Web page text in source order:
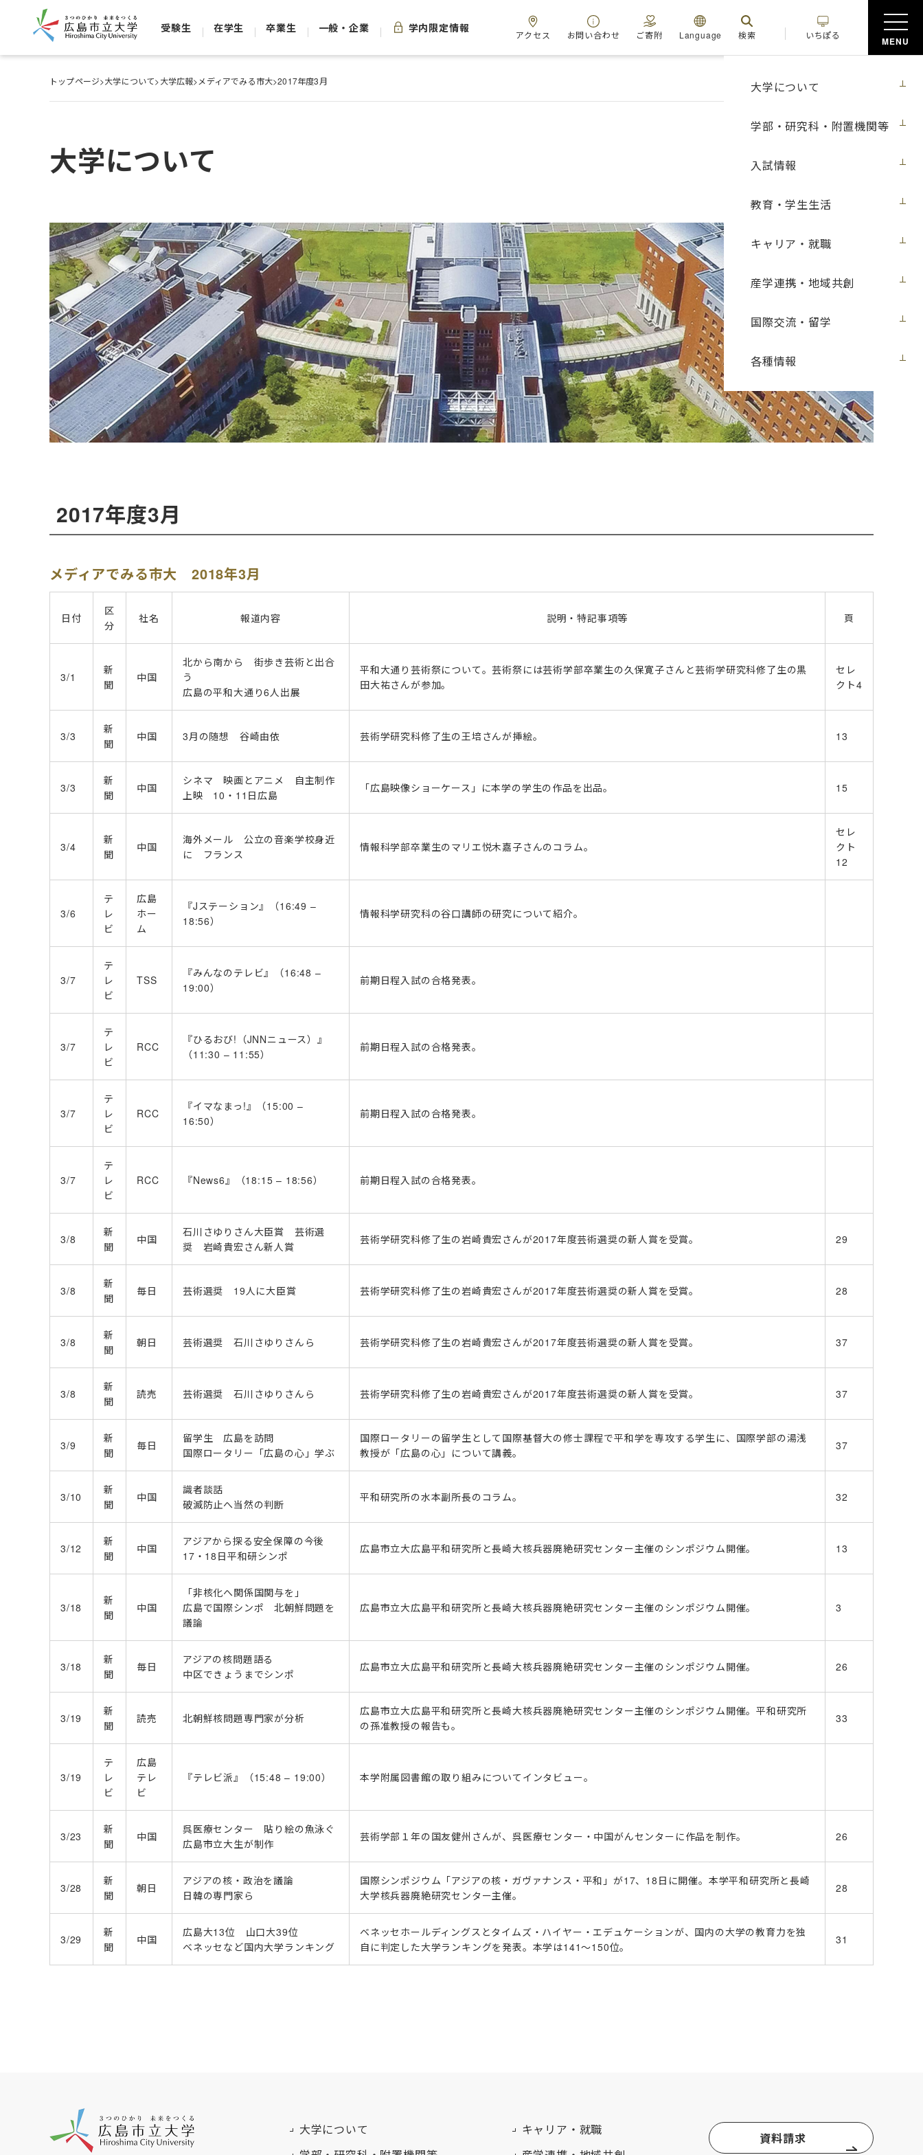
大学について
学部・研究科・附置機関等
入試情報
教育・学生生活
キャリア・就職
産学連携・地域共創
国際交流・留学
各種情報
受験生 在学生 卒業生 一般・企業 学内限定情報
アクセス お問い合わせ ご寄附 Language 検索 いちぽる
MENU
トップページ>大学について>大学広報> メディアでみる市大>2017年度3月
大学について
2017年度3月
メディアでみる市大 2018年3月
日付
区
分
社名 報道内容 説明・特記事項等 頁
3/1
新
聞
中国
北から南から 街歩き芸術と出合
う
広島の平和大通り6人出展
平和大通り芸術祭について。芸術祭には芸術学部卒業生の久保寛子さんと芸術学研究科修了生の黒
田大祐さんが参加。
セレ
クト4
3/3
新
聞
中国 3月の随想 谷崎由依 芸術学研究科修了生の王培さんが挿絵。 13
3/3
新
聞
中国
シネマ 映画とアニメ 自主制作
上映 10・11日広島
「広島映像ショーケース」に本学の学生の作品を出品。 15
3/4
新
聞
中国
海外メール 公立の音楽学校身近
に フランス
情報科学部卒業生のマリエ悦木嘉子さんのコラム。
セレ
クト
12
3/6
テ
レ
ビ
広島
ホー
ム
『Jステーション』（16:49 –
18:56）
情報科学研究科の谷口講師の研究について紹介。
3/7
テ
レ
ビ
TSS
『みんなのテレビ』（16:48 –
19:00）
前期日程入試の合格発表。
3/7
テ
レ
ビ
RCC
『ひるおび!（JNNニュース）』
（11:30 – 11:55）
前期日程入試の合格発表。
3/7
テ
レ
ビ
RCC
『イマなまっ!』（15:00 –
16:50）
前期日程入試の合格発表。
3/7
テ
レ
ビ
RCC 『News6』（18:15 – 18:56） 前期日程入試の合格発表。
3/8
新
聞
中国
石川さゆりさん大臣賞 芸術選
奨 岩崎貴宏さん新人賞
芸術学研究科修了生の岩崎貴宏さんが2017年度芸術選奨の新人賞を受賞。 29
3/8
新
聞
毎日 芸術選奨 19人に大臣賞 芸術学研究科修了生の岩崎貴宏さんが2017年度芸術選奨の新人賞を受賞。 28
3/8
新
聞
朝日 芸術選奨 石川さゆりさんら 芸術学研究科修了生の岩崎貴宏さんが2017年度芸術選奨の新人賞を受賞。 37
3/8
新
聞
読売 芸術選奨 石川さゆりさんら 芸術学研究科修了生の岩崎貴宏さんが2017年度芸術選奨の新人賞を受賞。 37
3/9
新
聞
毎日
留学生 広島を訪問
国際ロータリー「広島の心」学ぶ
国際ロータリーの留学生として国際基督大の修士課程で平和学を専攻する学生に、国際学部の湯浅
教授が「広島の心」について講義。
37
3/10
新
聞
中国
識者談話
破滅防止へ当然の判断
平和研究所の水本副所長のコラム。 32
3/12
新
聞
中国
アジアから探る安全保障の今後
17・18日平和研シンポ
広島市立大広島平和研究所と長崎大核兵器廃絶研究センター主催のシンポジウム開催。 13
3/18
新
聞
中国
「非核化へ関係国関与を」
広島で国際シンポ 北朝鮮問題を
議論
広島市立大広島平和研究所と長崎大核兵器廃絶研究センター主催のシンポジウム開催。 3
3/18
新
聞
毎日
アジアの核問題語る
中区できょうまでシンポ
広島市立大広島平和研究所と長崎大核兵器廃絶研究センター主催のシンポジウム開催。 26
3/19
新
聞
読売 北朝鮮核問題専門家が分析
広島市立大広島平和研究所と長崎大核兵器廃絶研究センター主催のシンポジウム開催。平和研究所
の孫准教授の報告も。
33
3/19
テ
レ
ビ
広島
テレ
ビ
『テレビ派』（15:48 – 19:00） 本学附属図書館の取り組みについてインタビュー。
3/23
新
聞
中国
呉医療センター 貼り絵の魚泳ぐ
広島市立大生が制作
芸術学部１年の国友健州さんが、呉医療センター・中国がんセンターに作品を制作。 26
3/28
新
聞
朝日
アジアの核・政治を議論
日韓の専門家ら
国際シンポジウム「アジアの核・ガヴァナンス・平和」が17、18日に開催。本学平和研究所と長崎
大学核兵器廃絶研究センター主催。
28
3/29
新
聞
中国
広島大13位 山口大39位
ベネッセなど国内大学ランキング
ベネッセホールディングスとタイムズ・ハイヤー・エデュケーションが、国内の大学の教育力を独
自に判定した大学ランキングを発表。本学は141〜150位。
31
大学について
キャリア・就職
資料請求